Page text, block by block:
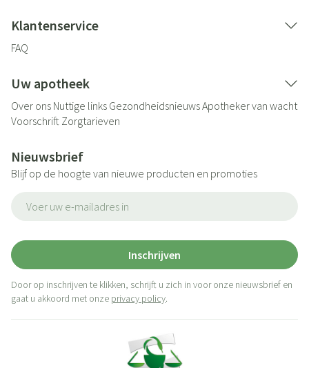
Klantenservice
FAQ
Uw apotheek
Over ons Nuttige links GezondheidsnieuwsApotheker van wacht
Voorschrift Zorgtarieven
Nieuwsbrief
Blijf op de hoogte van nieuwe producten en promoties
Inschrijven
Door op inschrijven te klikken, schrijft u zich in voor onze nieuwsbrief en
gaat u akkoord met onze privacy policy.